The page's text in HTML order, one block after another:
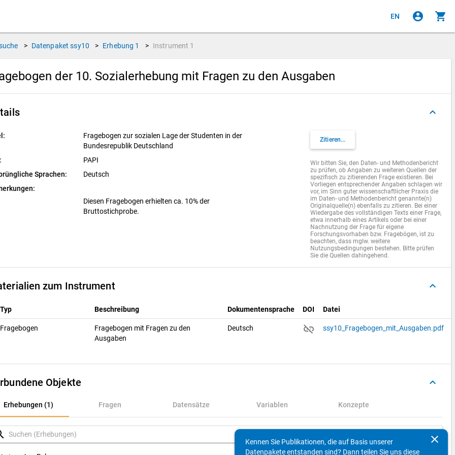
EN account_circle shopping_cart
> Datenpaket ssy10 > Erhebung 1 > Instrument 1
der 10. Sozialerhebung mit Fragen zu den Ausgaben
keyboard_arrow_up
Fragebogen zur sozialen Lage der Studenten in der
Bundesrepublik Deutschland
PAPI
Sprachen:
Deutsch
Diesen Fragebogen erhielten ca. 10% der
Bruttostichprobe.
Zitieren...
Wir bitten Sie, den Daten- und Methodenbericht
zu prüfen, ob Angaben zu weiteren Quellen der
spezifisch zu zitierenden Frage existieren. Bei
Vorliegen entsprechender Angaben schlagen wir
vor, im Sinn guter wissenschaftlicher Praxis die
im Daten- und Methodenbericht genannte(n)
Originalquelle(n) ebenfalls zu zitieren. Bei einer
Wiedergabe des vollständigen Texts einer Frage,
etwa innerhalb eines Artikels oder bei einer
Nachnutzung der Frage für eigene
Forschungsvorhaben bzw. Fragebögen, ist zu
beachten, dass mglw. weitere
Nutzungsbedingungen bestehen. Bitte prüfen
Sie die Quellen dahingehend.
zum Instrument keyboard_arrow_up
Typ Beschreibung Dokumentensprache DOI Datei
Fragebogen
Fragebogen mit Fragen zu den
Ausgaben
Deutsch link_off ssy10_Fragebogen_mit_Ausgaben.pdf
Objekte keyboard_arrow_up
Erhebungen (1) Fragen Datensätze Variablen Konzepte
(1)
clear
Kennen Sie Publikationen, die auf Basis unserer
Datenpakete entstanden sind? Dann teilen Sie uns diese